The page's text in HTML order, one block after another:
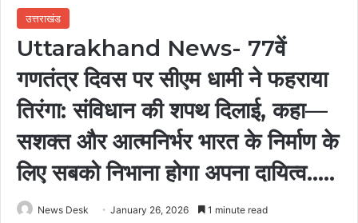
उत्तराखंड
Uttarakhand News- 77वें
गणतंत्र दिवस पर सीएम धामी ने फहराया
तिरंगा: संविधान की शपथ दिलाई, कहा—
सशक्त और आत्मनिर्भर भारत के निर्माण के
लिए सबको निभाना होगा अपना दायित्व…..
News Desk January 26, 2026 1 minute read